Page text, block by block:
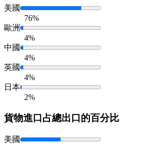
美國
76%
歐洲
4%
中國
4%
英國
4%
日本
2%
貨物進口占總出口的百分比
美國